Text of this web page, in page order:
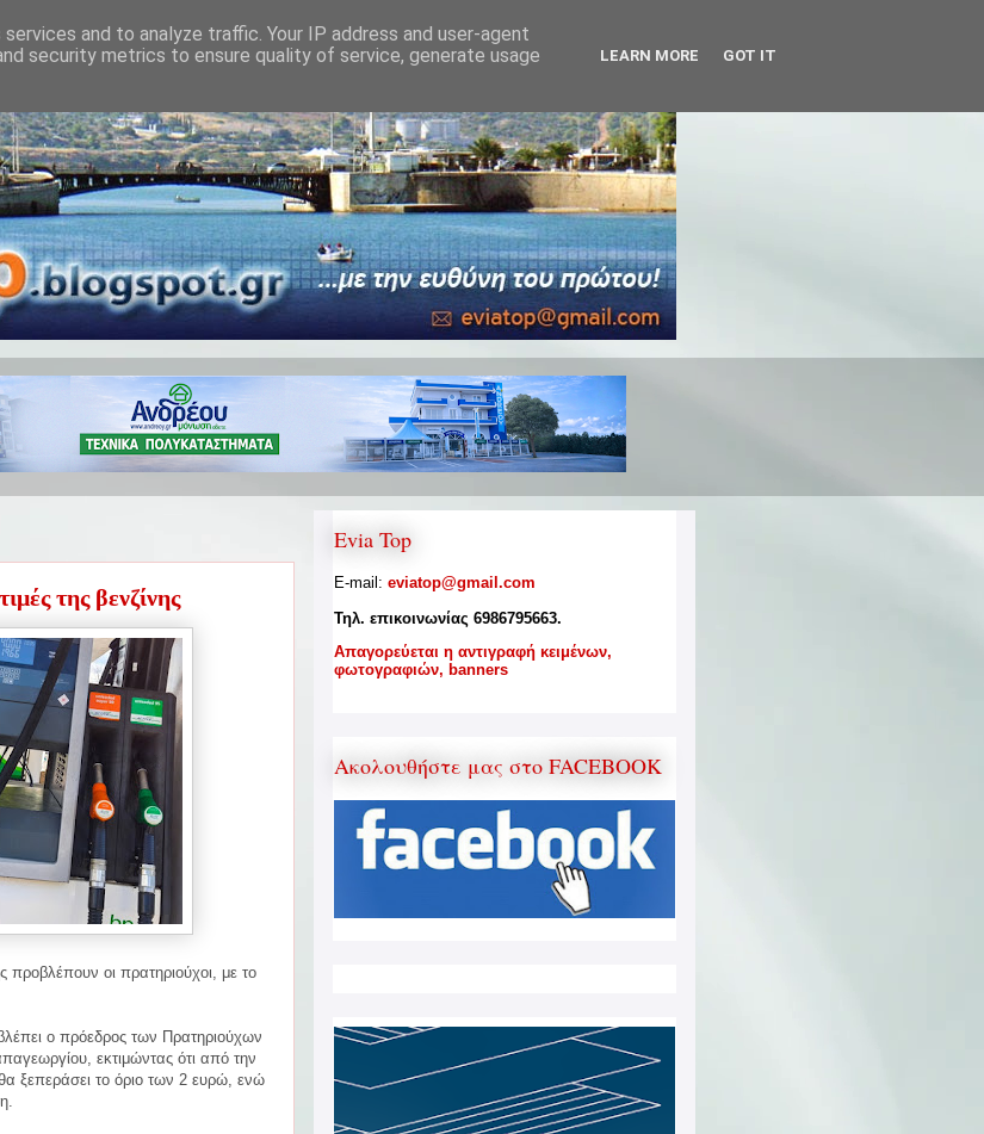
της βενζίνης
προβλέπουν οι πρατηριούχοι, με το
ο πρόεδρος των Πρατηριούχων
εκτιμώντας ότι από την
ξεπεράσει το όριο των 2 ευρώ, ενώ
Evia Top
E-mail: eviatop@gmail.com
Τηλ. επικοινωνίας 6986795663.
Aπαγορεύεται η αντιγραφή κειμένων,
φωτογραφιών, banners
Ακολουθήστε μας στο FACEBOOK
and to analyze traffic. Your IP address and user-agent
security metrics to ensure quality of service, generate usage
LEARN MORE GOT IT